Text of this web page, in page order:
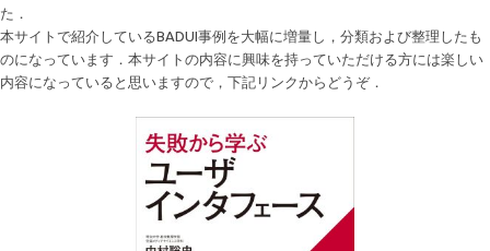
た．
本サイトで紹介しているBADUI事例を大幅に増量し，分類および整理したも
のになっています．本サイトの内容に興味を持っていただける方には楽しい
内容になっていると思いますので，下記リンクからどうぞ．